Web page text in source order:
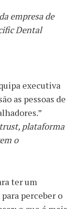
empresa de
Dental
executiva
as pessoas de
plataforma
o
ter um
perceber o